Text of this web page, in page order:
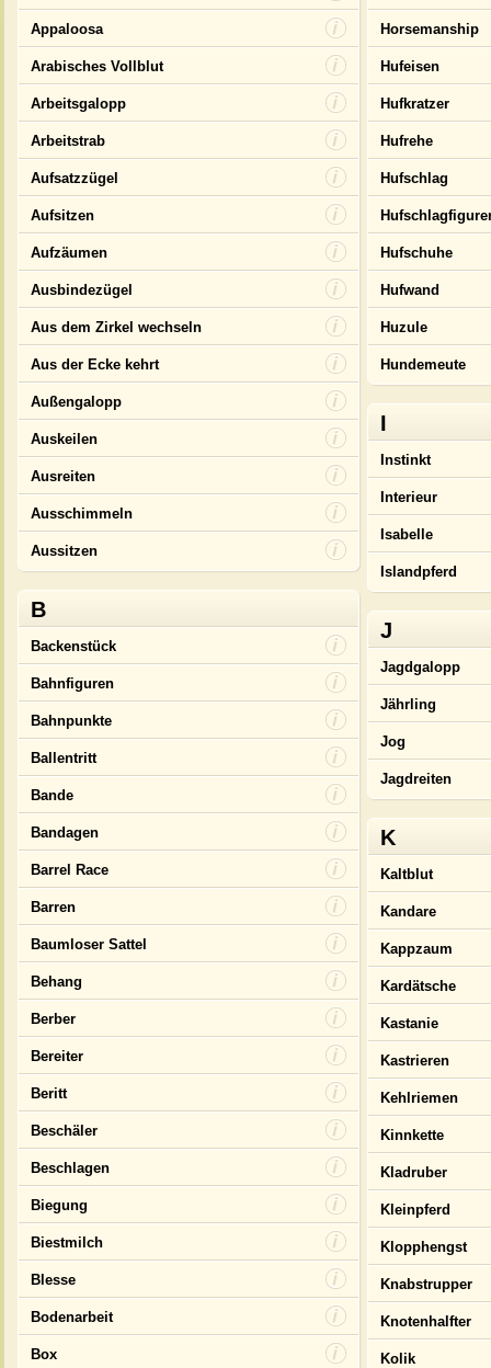
Appaloosa
Arabisches Vollblut
Arbeitsgalopp
Arbeitstrab
Aufsatzzügel
Aufsitzen
Aufzäumen
Ausbindezügel
Aus dem Zirkel wechseln
Aus der Ecke kehrt
Außengalopp
Auskeilen
Ausreiten
Ausschimmeln
Aussitzen
B
Backenstück
Bahnfiguren
Bahnpunkte
Ballentritt
Bande
Bandagen
Barrel Race
Barren
Baumloser Sattel
Behang
Berber
Bereiter
Beritt
Beschäler
Beschlagen
Biegung
Biestmilch
Blesse
Bodenarbeit
Box
Horsemanship
Hufeisen
Hufkratzer
Hufrehe
Hufschlag
Hufschuhe
Hufwand
Huzule
Hundemeute
I
Instinkt
Interieur
Isabelle
Islandpferd
J
Jagdgalopp
Jährling
Jog
Jagdreiten
K
Kaltblut
Kandare
Kappzaum
Kardätsche
Kastanie
Kastrieren
Kehlriemen
Kinnkette
Kladruber
Kleinpferd
Klopphengst
Knabstrupper
Knotenhalfter
Kolik